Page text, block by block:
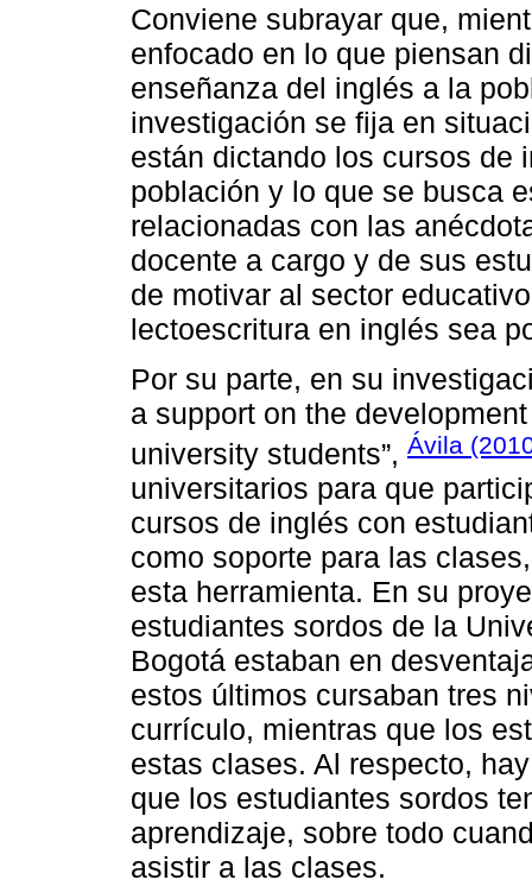
Conviene subrayar que,
enfocado en lo que piensan
enseñanza del inglés a la
investigación se fija en
están dictando los cursos de
población y lo que se busca
relacionadas con las
docente a cargo y de sus
de motivar al sector
lectoescritura en inglés sea
Por su parte, en su
a support on the
university students”, Ávila
universitarios para que
cursos de inglés con
como soporte para las
esta herramienta. En su
estudiantes sordos de la
Bogotá estaban en
estos últimos cursaban tres
currículo, mientras que los
estas clases. Al respecto,
que los estudiantes sordos
aprendizaje, sobre todo
asistir a las clases.